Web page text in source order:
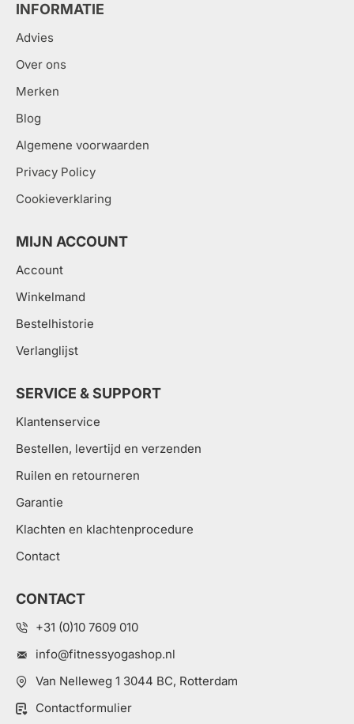
INFORMATIE
Advies
Over ons
Merken
Blog
Algemene voorwaarden
Privacy Policy
Cookieverklaring
MIJN ACCOUNT
Account
Winkelmand
Bestelhistorie
Verlanglijst
SERVICE & SUPPORT
Klantenservice
Bestellen, levertijd en verzenden
Ruilen en retourneren
Garantie
Klachten en klachtenprocedure
Contact
CONTACT
+31 (0)10 7609 010
info@fitnessyogashop.nl
Van Nelleweg 1 3044 BC, Rotterdam
Contactformulier